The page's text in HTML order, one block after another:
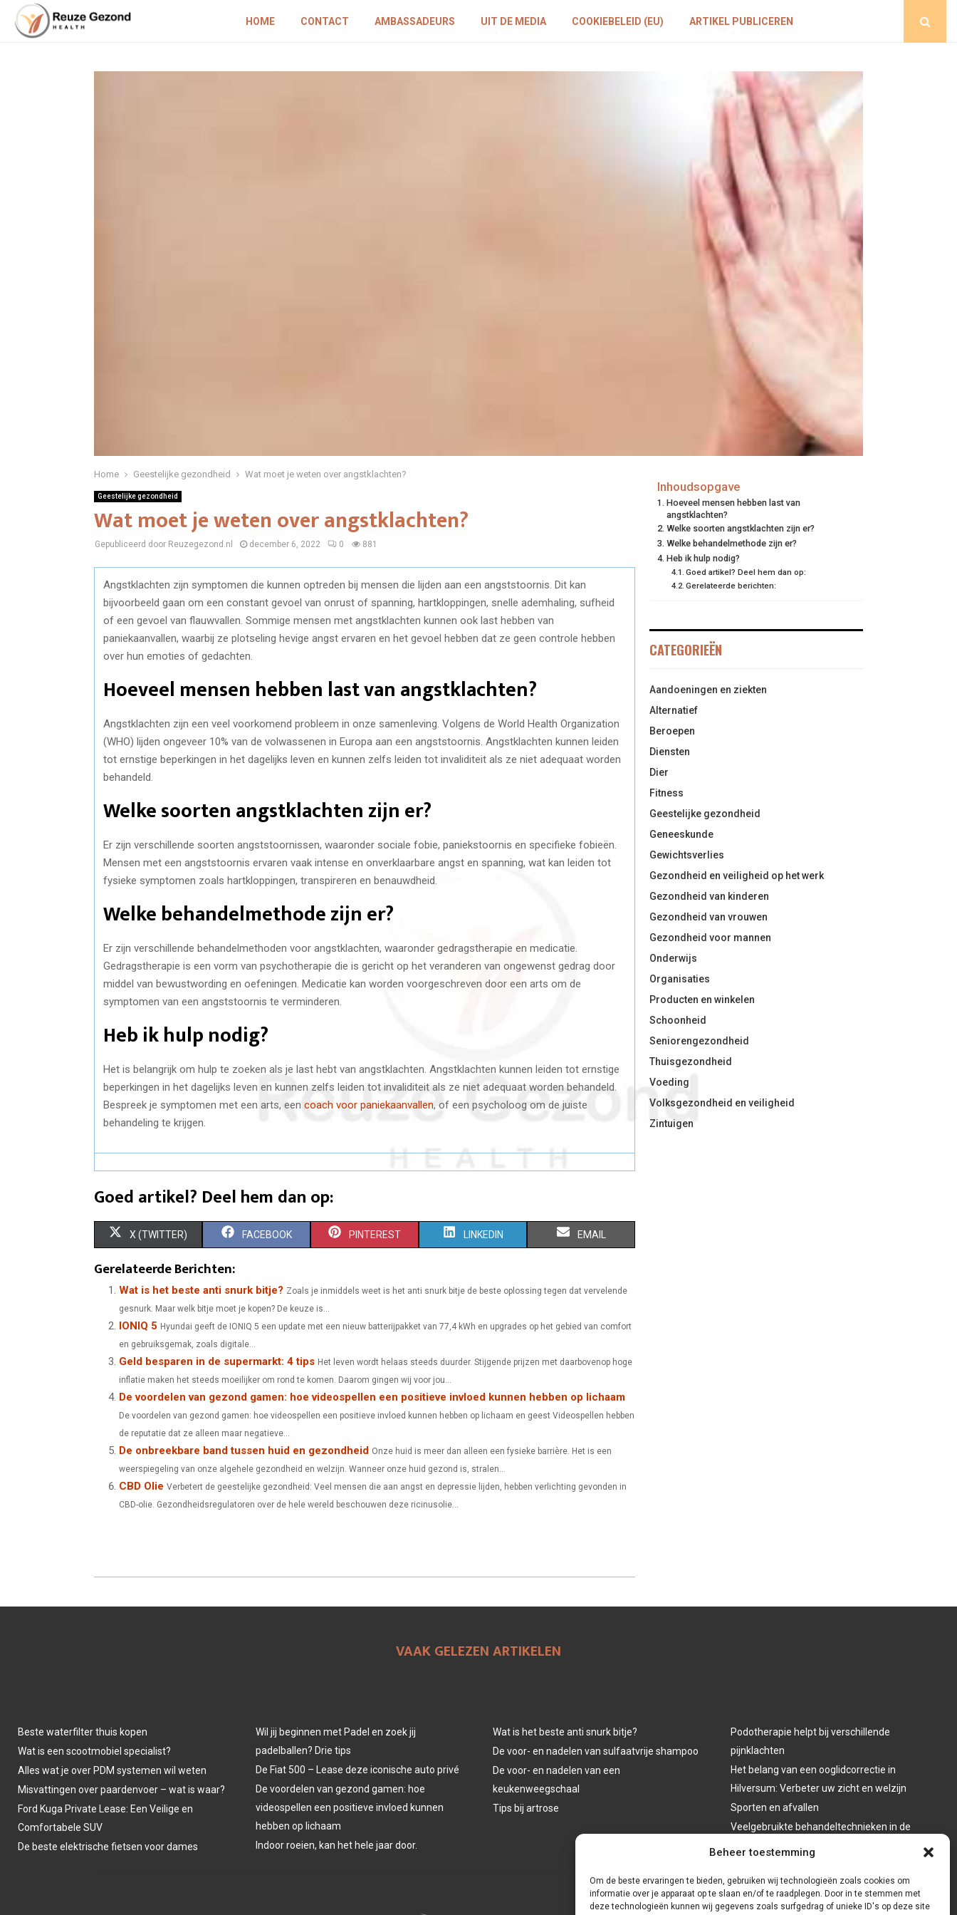
Beheer toestemming
Om de beste ervaringen te bieden, gebruiken wij technologieën zoals cookies om
informatie over je apparaat op te slaan en/of te raadplegen. Door in te stemmen met
deze technologieën kunnen wij gegevens zoals surfgedrag of unieke ID's op deze site
HOME CONTACT AMBASSADEURS UIT DE MEDIA COOKIEBELEID (EU) ARTIKEL PUBLICEREN
Home Geestelijke gezondheid Wat moet je weten over angstklachten?
Geestelijke gezondheid
Wat moet je weten over angstklachten?
Gepubliceerd door Reuzegezond.nl december 6, 2022 0 881
Angstklachten zijn symptomen die kunnen optreden bij mensen die lijden aan een angststoornis. Dit kan
bijvoorbeeld gaan om een constant gevoel van onrust of spanning, hartkloppingen, snelle ademhaling, sufheid
of een gevoel van flauwvallen. Sommige mensen met angstklachten kunnen ook last hebben van
paniekaanvallen, waarbij ze plotseling hevige angst ervaren en het gevoel hebben dat ze geen controle hebben
over hun emoties of gedachten.
Hoeveel mensen hebben last van angstklachten?
Angstklachten zijn een veel voorkomend probleem in onze samenleving. Volgens de World Health Organization
(WHO) lijden ongeveer 10% van de volwassenen in Europa aan een angststoornis. Angstklachten kunnen leiden
tot ernstige beperkingen in het dagelijks leven en kunnen zelfs leiden tot invaliditeit als ze niet adequaat worden
behandeld.
Welke soorten angstklachten zijn er?
Er zijn verschillende soorten angststoornissen, waaronder sociale fobie, paniekstoornis en specifieke fobieën.
Mensen met een angststoornis ervaren vaak intense en onverklaarbare angst en spanning, wat kan leiden tot
fysieke symptomen zoals hartkloppingen, transpireren en benauwdheid.
Welke behandelmethode zijn er?
Er zijn verschillende behandelmethoden voor angstklachten, waaronder gedragstherapie en medicatie.
Gedragstherapie is een vorm van psychotherapie die is gericht op het veranderen van ongewenst gedrag door
middel van bewustwording en oefeningen. Medicatie kan worden voorgeschreven door een arts om de
symptomen van een angststoornis te verminderen.
Heb ik hulp nodig?
Het is belangrijk om hulp te zoeken als je last hebt van angstklachten. Angstklachten kunnen leiden tot ernstige
beperkingen in het dagelijks leven en kunnen zelfs leiden tot invaliditeit als ze niet adequaat worden behandeld.
Bespreek je symptomen met een arts, een coach voor paniekaanvallen, of een psycholoog om de juiste
behandeling te krijgen.
Goed artikel? Deel hem dan op:
S
A
R
O
X (TWITTER) S
A
R
O
N
FACEBOOK S
A
O
PINTEREST S
O
LINKEDIN S
A
O
EMAIL
Gerelateerde Berichten:
Wat is het beste anti snurk bitje? Zoals je inmiddels weet is het anti snurk bitje de beste oplossing tegen dat vervelende
gesnurk. Maar welk bitje moet je kopen? De keuze is...
IONIQ 5 Hyundai geeft de IONIQ 5 een update met een nieuw batterijpakket van 77,4 kWh en upgrades op het gebied van comfort
en gebruiksgemak, zoals digitale...
Geld besparen in de supermarkt: 4 tips Het leven wordt helaas steeds duurder. Stijgende prijzen met daarbovenop hoge
inflatie maken het steeds moeilijker om rond te komen. Daarom gingen wij voor jou...
De voordelen van gezond gamen: hoe videospellen een positieve invloed kunnen hebben op lichaam
De voordelen van gezond gamen: hoe videospellen een positieve invloed kunnen hebben op lichaam en geest Videospellen hebben
de reputatie dat ze alleen maar negatieve...
De onbreekbare band tussen huid en gezondheid Onze huid is meer dan alleen een fysieke barrière. Het is een
weerspiegeling van onze algehele gezondheid en welzijn. Wanneer onze huid gezond is, stralen...
CBD Olie Verbetert de geestelijke gezondheid: Veel mensen die aan angst en depressie lijden, hebben verlichting gevonden in
CBD-olie. Gezondheidsregulatoren over de hele wereld beschouwen deze ricinusolie...
Inhoudsopgave
Hoeveel mensen hebben last van
angstklachten?
Welke soorten angstklachten zijn er?
Welke behandelmethode zijn er?
Heb ik hulp nodig?
Goed artikel? Deel hem dan op:
Gerelateerde berichten:
CATEGORIEËN
Aandoeningen en ziekten
Alternatief
Beroepen
Diensten
Dier
Fitness
Geestelijke gezondheid
Geneeskunde
Gewichtsverlies
Gezondheid en veiligheid op het werk
Gezondheid van kinderen
Gezondheid van vrouwen
Gezondheid voor mannen
Onderwijs
Organisaties
Producten en winkelen
Schoonheid
Seniorengezondheid
Thuisgezondheid
Voeding
Volksgezondheid en veiligheid
Zintuigen
VAAK GELEZEN ARTIKELEN
Beste waterfilter thuis kopen
Wat is een scootmobiel specialist?
Alles wat je over PDM systemen wil weten
Misvattingen over paardenvoer – wat is waar?
Ford Kuga Private Lease: Een Veilige en
Comfortabele SUV
De beste elektrische fietsen voor dames
Wil jij beginnen met Padel en zoek jij
padelballen? Drie tips
De Fiat 500 – Lease deze iconische auto privé
De voordelen van gezond gamen: hoe
videospellen een positieve invloed kunnen
hebben op lichaam
Indoor roeien, kan het hele jaar door.
Wat is het beste anti snurk bitje?
De voor- en nadelen van sulfaatvrije shampoo
De voor- en nadelen van een
keukenweegschaal
Tips bij artrose
Podotherapie helpt bij verschillende
pijnklachten
Het belang van een ooglidcorrectie in
Hilversum: Verbeter uw zicht en welzijn
Sporten en afvallen
Veelgebruikte behandeltechnieken in de